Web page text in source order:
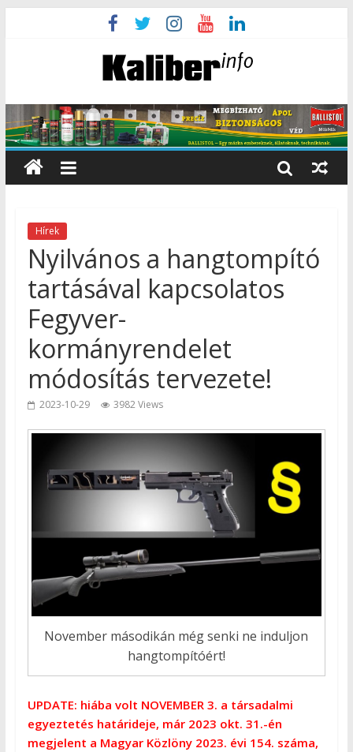
Hírek
Nyilvános a hangtompító
tartásával kapcsolatos
Fegyver-
kormányrendelet
módosítás tervezete!
2023-10-29 3982 Views
November másodikán még senki ne induljon
hangtompítóért!
UPDATE: hiába volt NOVEMBER 3. a társadalmi
egyeztetés határideje, már 2023 okt. 31.-én
megjelent a Magyar Közlöny 2023. évi 154. száma,